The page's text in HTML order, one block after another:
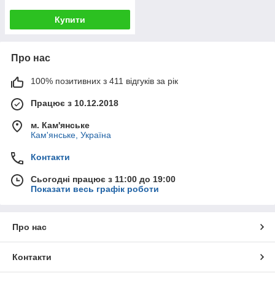
Купити
Про нас
100% позитивних з 411 відгуків за рік
Працює з 10.12.2018
м. Кам'янське
Кам'янське, Україна
Контакти
Сьогодні працює з 11:00 до 19:00
Показати весь графік роботи
Про нас
Контакти